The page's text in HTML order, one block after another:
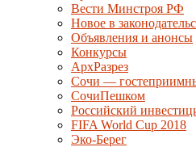
Вести Минстроя РФ
Новое в
Объявления и анонсы
Конкурсы
АрхРазрез
Сочи —
СочиПешком
Российский
FIFA World Cup 2018
Эко-Берег